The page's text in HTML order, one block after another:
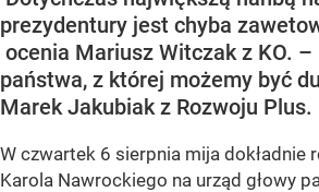
prezydentury jest chyba
ocenia Mariusz Witczak z KO. –
państwa, z której możemy być
Marek Jakubiak z Rozwoju Plus.
W czwartek 6 sierpnia mija dokładnie
Karola Nawrockiego na urząd głowy